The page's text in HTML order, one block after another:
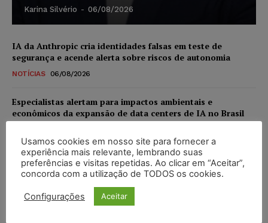
Karina Silvério - 06/08/2026
IA da Anthropic cria identidades falsas em teste de
segurança e acende alerta sobre riscos de autonomia
NOTÍCIAS 06/08/2026
Especialistas alertam para impactos ambientais e
econômicos da expansão de data centers de IA no Brasil
TSE reforça que sistemas das urnas eletrônicas tornam-se
invioláveis após assinatura digital e lacração
Usamos cookies em nosso site para fornecer a
experiência mais relevante, lembrando suas
preferências e visitas repetidas. Ao clicar em “Aceitar”,
concorda com a utilização de TODOS os cookies.
Configurações Aceitar